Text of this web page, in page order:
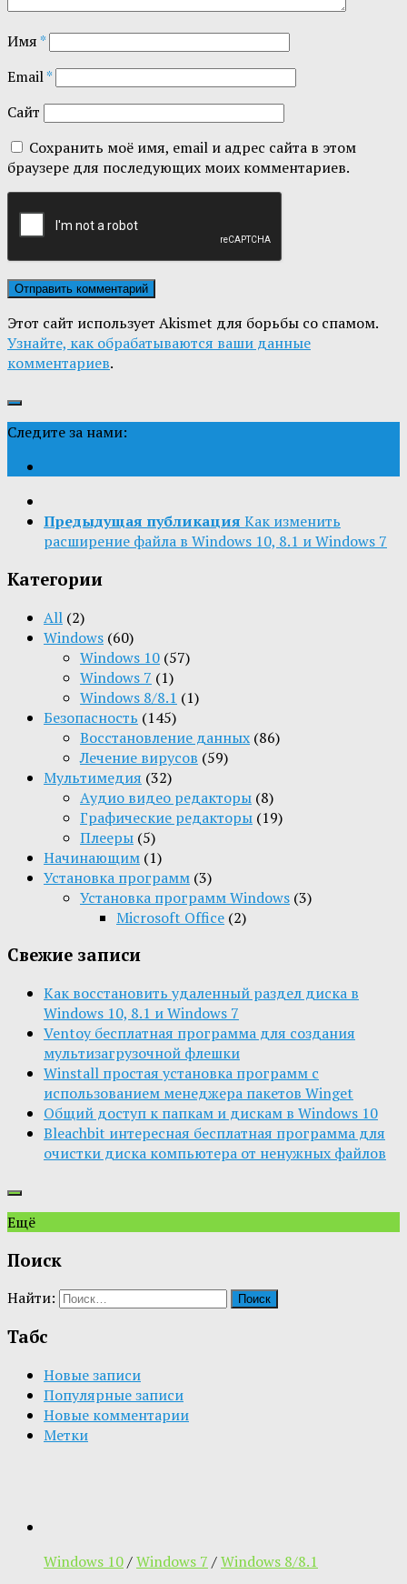
Имя*
Email*
Сайт
Сохранить моё имя, email и адрес сайта в этом
браузере для последующих моих комментариев.
Этот сайт использует Akismet для борьбы со спамом.
Узнайте, как обрабатываются ваши данные
комментариев.
Следите за нами:
Предыдущая публикация Как изменить
расширение файла в Windows 10, 8.1 и Windows 7
Категории
All (2)
Windows (60)
Windows 10 (57)
Windows 7 (1)
Windows 8/8.1 (1)
Безопасность (145)
Восстановление данных (86)
Лечение вирусов (59)
Мультимедия (32)
Aудио видео редакторы (8)
Графические редакторы (19)
Плееры (5)
Начинающим (1)
Установка программ (3)
Установка программ Windows (3)
Microsoft Office (2)
Свежие записи
Как восстановить удаленный раздел диска в
Windows 10, 8.1 и Windows 7
Ventoy бесплатная программа для создания
мультизагрузочной флешки
Winstall простая установка программ с
использованием менеджера пакетов Winget
Общий доступ к папкам и дискам в Windows 10
Bleachbit интересная бесплатная программа для
очистки диска компьютера от ненужных файлов
Ещё
Поиск
Найти:
Табс
Новые записи
Популярные записи
Новые комментарии
Метки
Windows 10/Windows 7 /Windows 8/8.1